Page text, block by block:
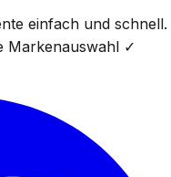
einfach und schnell.
Markenauswahl ✓